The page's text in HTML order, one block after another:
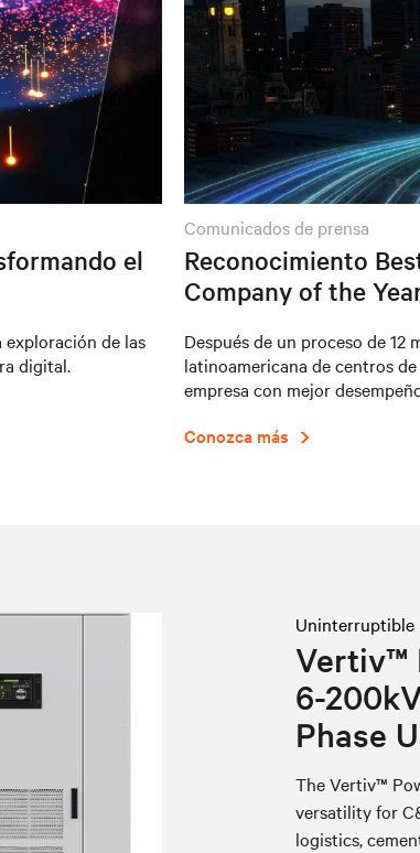
el
de las
digital.
comunicados de prensa
Reconocimiento
Company of the
Después de un proceso de 12
latinoamericana de centros
empresa con mejor
Conozca más
Uninterruptible
Vertiv™
6-
Phase
The Vertiv™
versatility for
logistics,